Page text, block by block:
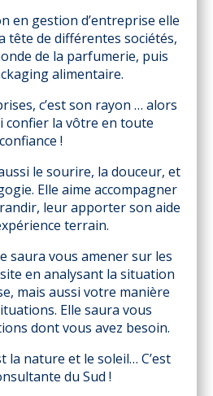
en gestion d’entreprise elle
tête de différentes sociétés,
de la parfumerie, puis
alimentaire.
c’est son rayon … alors
confier la vôtre en toute
confiance !
le sourire, la douceur, et
Elle aime accompagner
leur apporter son aide
terrain.
saura vous amener sur les
en analysant la situation
mais aussi votre manière
Elle saura vous
dont vous avez besoin.
la nature et le soleil… C’est
du Sud !